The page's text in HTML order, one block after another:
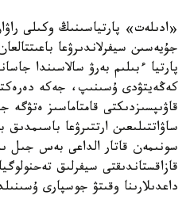
«ادىلەت» پارتياسىنىڭ وكىلى
جۇيەسىن سيفرلاندىرۋعا
پارتيا ءبىلىم بەرۋ سالاسىندا
كەڭەيتۋدى ۇسىنىپ، جەكە
قاۋىپسىزدىكتى قامتاماسىز ەتۋگە
ساۋاتتىلىعىن ارتتىرۋعا باسىمدىق
قازاقستاندىقتى سيفرلىق
داعدىلارىنا وقىتۋ جوسپارى